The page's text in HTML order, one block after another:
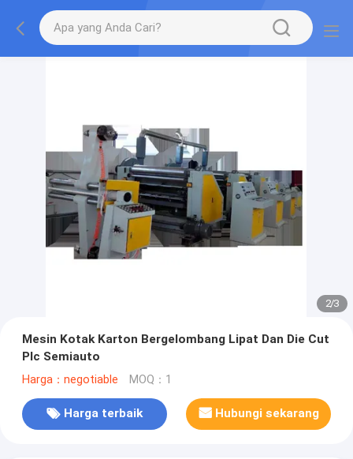
2/3
Mesin Kotak Karton Bergelombang Lipat Dan Die Cut
Plc Semiauto
Harga：negotiable MOQ：1
Harga terbaik Hubungi sekarang